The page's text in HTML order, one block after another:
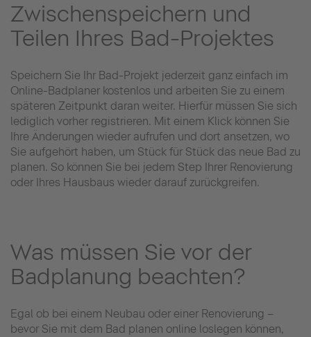
Zwischenspeichern und
Teilen Ihres Bad-Projektes
Speichern Sie Ihr Bad-Projekt jederzeit ganz einfach im
Online-Badplaner kostenlos und arbeiten Sie zu einem
späteren Zeitpunkt daran weiter. Hierfür müssen Sie sich
lediglich vorher registrieren. Mit einem Klick können Sie
Ihre Änderungen wieder aufrufen und dort ansetzen, wo
Sie aufgehört haben, um Stück für Stück das neue Bad zu
planen. So können Sie bei jedem Step Ihrer Renovierung
oder Ihres Hausbaus wieder darauf zurückgreifen.
Was müssen Sie vor der
Badplanung beachten?
Egal ob bei einem Neubau oder einer Renovierung –
bevor Sie mit dem Bad planen online loslegen können,